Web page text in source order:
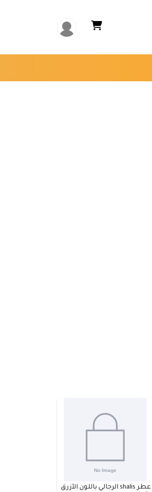
عطر shalis الرجالي باللون الأزرق